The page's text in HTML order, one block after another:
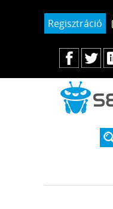
Regisztráció